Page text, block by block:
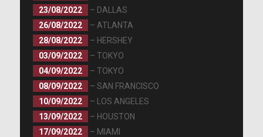
23/08/2022
– DALLAS
26/08/2022
– ATLANTA
28/08/2022
– HERSHEY
03/09/2022
– TOKYO
04/09/2022
– TOKYO
08/09/2022
– SAN FRANCISCO
10/09/2022
– LOS ANGELES
13/09/2022
– HOUSTON
17/09/2022
– MIAMI